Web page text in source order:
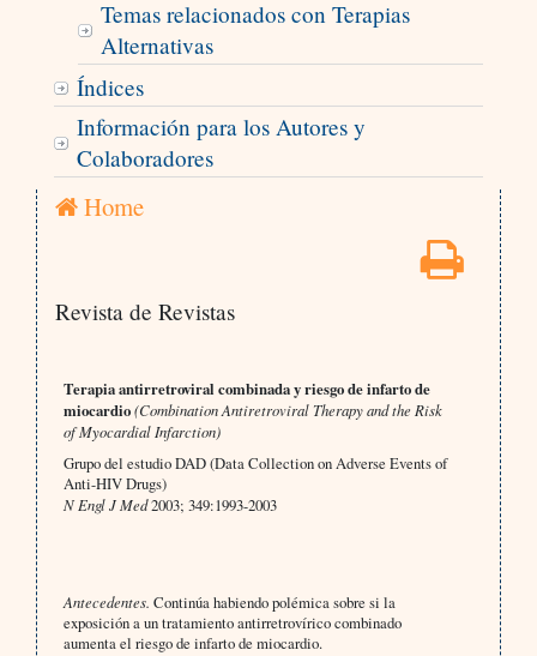
Temas relacionados con Terapias
Alternativas
Índices
Información para los Autores y
Colaboradores
Home
Revista de Revistas
Terapia antirretroviral combinada y riesgo de infarto de
miocardio(Combination Antiretroviral Therapy and the Risk
of Myocardial Infarction)
Grupo del estudio DAD (Data Collection on Adverse Events of
Anti-HIV Drugs)
N Engl J Med2003; 349:1993-2003
Antecedentes. Continúa habiendo polémica sobre si la
exposición a un tratamiento antirretrovírico combinado
aumenta el riesgo de infarto de miocardio.